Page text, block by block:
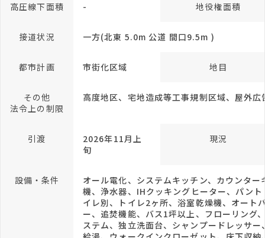
高圧線下面積 - 地役権面積
接道状況 一方(北東 5.0m 公道 間口9.5m )
都市計画 市街化区域 地目
その他
法令上の制限
高度地区、宅地造成等工事規制区域、屋外広
引渡
2026年11月上
旬
現況
設備・条件
オール電化、システムキッチン、カウンター
機、浄水器、IHクッキングヒーター、パン
イレ別、トイレ2ヶ所、浴室乾燥機、オート
ー、追焚機能、バス1坪以上、フローリング
ステム、独立洗面台、シャンプードレッサ